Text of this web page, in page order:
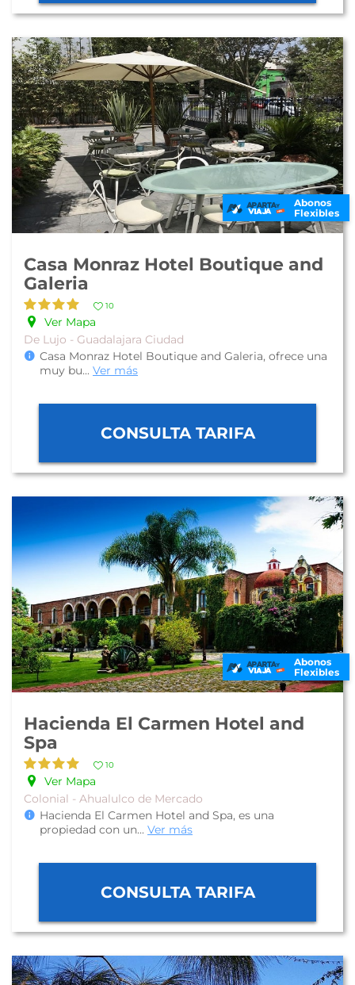
Abonos
Flexibles
Casa Monraz Hotel Boutique and
Galeria
10
Ver Mapa
De Lujo - Guadalajara Ciudad
Casa Monraz Hotel Boutique and Galeria, ofrece una
muy bu... Ver más
CONSULTA TARIFA
Abonos
Flexibles
Hacienda El Carmen Hotel and
Spa
10
Ver Mapa
Colonial - Ahualulco de Mercado
Hacienda El Carmen Hotel and Spa, es una
propiedad con un... Ver más
CONSULTA TARIFA